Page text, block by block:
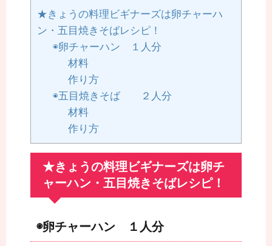
★きょうの料理ビギナーズは卵チャーハ
ン・五目焼きそばレシピ！
◉卵チャーハン １人分
材料
作り方
◉五目焼きそば ２人分
材料
作り方
★きょうの料理ビギナーズは卵チ
ャーハン・五目焼きそばレシピ！
◉卵チャーハン １人分